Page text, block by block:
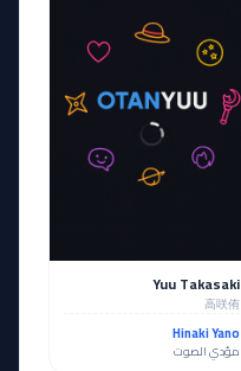
Yuu Takasaki
高咲侑
Hinaki Yano
مؤدي الصوت